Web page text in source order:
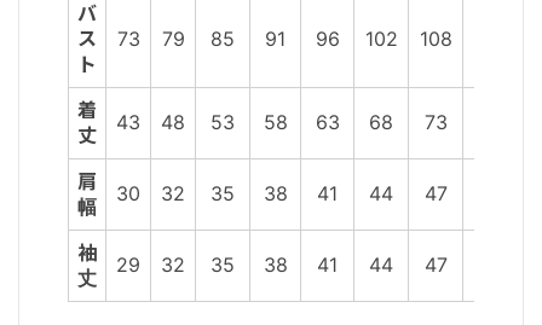
バ
ス
ト
73 79 85 91 96 102 108
着
丈
43 48 53 58 63 68 73
肩
幅
30 32 35 38 41 44 47
袖
丈
29 32 35 38 41 44 47